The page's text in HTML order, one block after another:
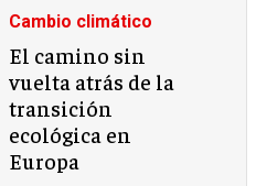
Cambio climático
El camino sin
vuelta atrás de la
transición
ecológica en
Europa